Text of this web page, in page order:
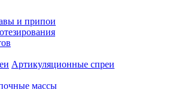
и припои
Артикуляционные спреи
массы